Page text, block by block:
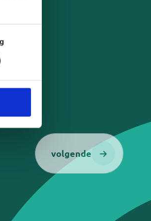
volgende
naar een
Telefoonnummer